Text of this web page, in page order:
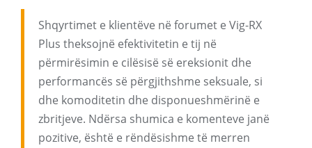
Shqyrtimet e klientëve në forumet e Vig-RX
Plus theksojnë efektivitetin e tij në
përmirësimin e cilësisë së ereksionit dhe
performancës së përgjithshme seksuale, si
dhe komoditetin dhe disponueshmërinë e
zbritjeve. Ndërsa shumica e komenteve janë
pozitive, është e rëndësishme të merren